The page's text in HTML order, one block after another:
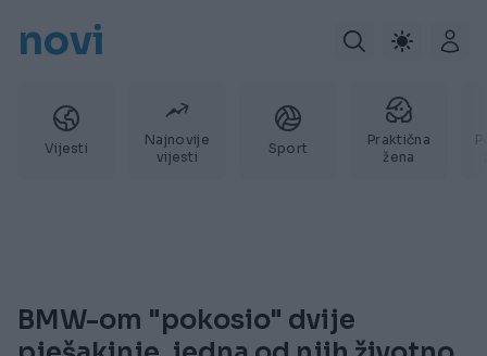
novi
Vijesti
Najnovije
vijesti
Sport
Praktična
žena
BMW-om "pokosio" dvije